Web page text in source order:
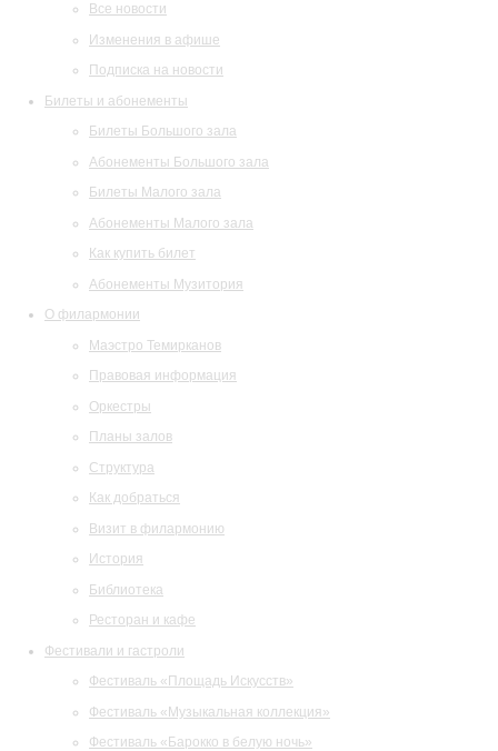
Все новости
Изменения в афише
Подписка на новости
Билеты и абонементы
Билеты Большого зала
Абонементы Большого зала
Билеты Малого зала
Абонементы Малого зала
Как купить билет
Абонементы Музитория
О филармонии
Маэстро Темирканов
Правовая информация
Оркестры
Планы залов
Структура
Как добраться
Визит в филармонию
История
Библиотека
Ресторан и кафе
Фестивали и гастроли
Фестиваль «Площадь Искусств»
Фестиваль «Музыкальная коллекция»
Фестиваль «Барокко в белую ночь»